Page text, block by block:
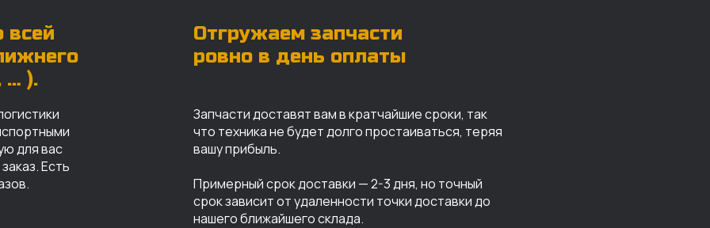
всей
… ).
Отгружаем запчасти
ровно в день оплаты
для вас
Есть
Запчасти доставят вам в кратчайшие сроки, так
что техника не будет долго простаиваться, теряя
вашу прибыль.
Примерный срок доставки — 2-3 дня, но точный
срок зависит от удаленности точки доставки до
нашего ближайшего склада.